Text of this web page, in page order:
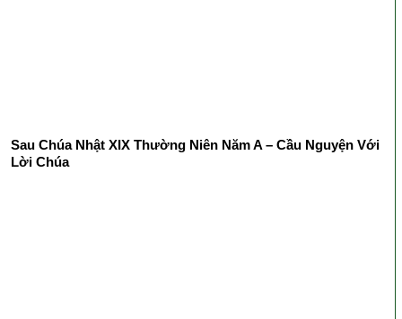
Sau Chúa Nhật XIX Thường Niên Năm A – Cầu Nguyện Với
Lời Chúa